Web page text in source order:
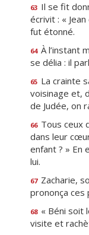
63 Il se fit
écrivit : «
fut étonné.
64 À l’instant
se délia : il
65 La crainte
voisinage et,
de Judée, on
66 Tous ceux
dans leur
enfant ? » En
lui.
67 Zacharie,
prononça ces
68 « Béni soit
visite et